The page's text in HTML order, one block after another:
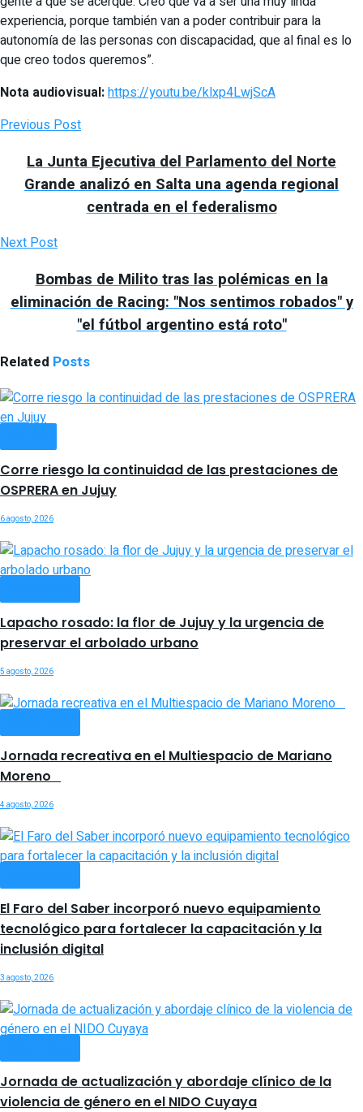
experiencia, porque también van a poder contribuir para la
autonomía de las personas con discapacidad, que al final es lo
que creo todos queremos”.
Nota audiovisual:https://youtu.be/klxp4LwjScA
Previous Post
La Junta Ejecutiva del Parlamento del Norte
Grande analizó en Salta una agenda regional
centrada en el federalismo
Next Post
Bombas de Milito tras las polémicas en la
eliminación de Racing: "Nos sentimos robados" y
"el fútbol argentino está roto"
Related Posts
Corre riesgo la continuidad de las prestaciones de
OSPRERA en Jujuy
6 agosto, 2026
Lapacho rosado: la flor de Jujuy y la urgencia de
preservar el arbolado urbano
5 agosto, 2026
Jornada recreativa en el Multiespacio de Mariano
Moreno
4 agosto, 2026
El Faro del Saber incorporó nuevo equipamiento
tecnológico para fortalecer la capacitación y la
inclusión digital
3 agosto, 2026
Jornada de actualización y abordaje clínico de la
violencia de género en el NIDO Cuyaya